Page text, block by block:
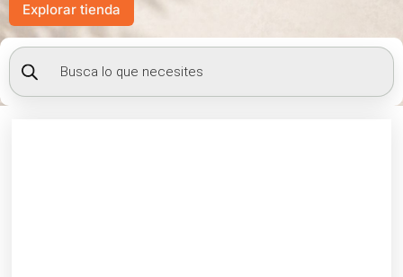
Explorar tienda
Búsqueda
de
productos